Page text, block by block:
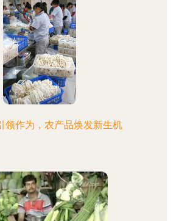
领作为，农产品焕发新生机